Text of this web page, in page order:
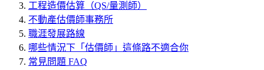
工程造價估算（QS/量測師）
不動產估價師事務所
職涯發展路線
哪些情況下「估價師」這條路不適合你
常見問題 FAQ